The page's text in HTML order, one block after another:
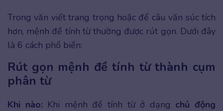
Trong văn viết trang trọng hoặc để câu văn súc tích
hơn, mệnh đề tính từ thường được rút gọn. Dưới đây
là 6 cách phổ biến:
Rút gọn mệnh đề tính từ thành cụm
phân từ
Khi nào: Khi mệnh đề tính từ ở dạng chủ động